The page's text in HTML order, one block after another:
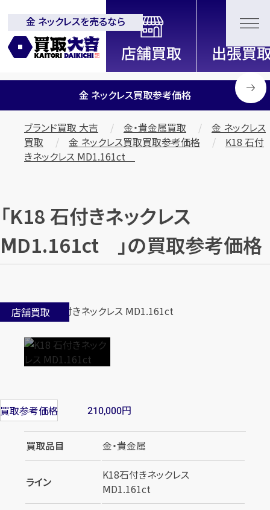
全国2200店舗以上展開中！
信頼と実績の買取専門店「買取大
吉」
金 ネックレスを売るなら
金 ネックレス買取参考価格
ブランド買取 大吉 金・貴金属買取
金 ネックレス
買取
金 ネックレス買取買取参考価格
K18 石付
きネックレス ⅯD1.161ct
「K18 石付きネックレス
ⅯD1.161ct 」の買取参考価格
店舗買取
買取参考価格 210,000円
買取品目 金・貴金属
ライン
K18石付きネックレス
ⅯD1.161ct